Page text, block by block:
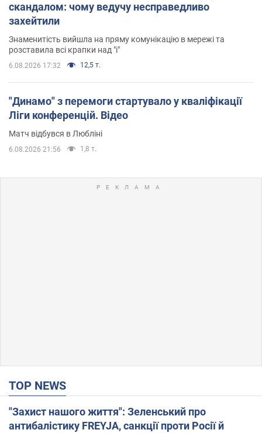
скандалом: чому ведучу несправедливо
захейтили
Знаменитість вийшла на пряму комунікацію в мережі та
розставила всі крапки над "і"
6.08.2026 17:32 12,5 т.
"Динамо" з перемоги стартувало у кваліфікації
Ліги конференцій. Відео
Матч відбувся в Любліні
6.08.2026 21:56 1,8 т.
TOP NEWS
"Захист нашого життя": Зеленський про
антибалістику FREYJA, санкції проти Росії й